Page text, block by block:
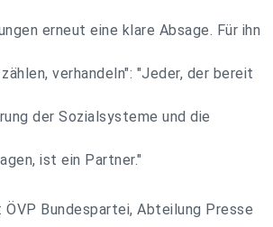
erneut eine klare Absage. Für ihn
verhandeln": "Jeder, der bereit
der Sozialsysteme und die
ist ein Partner."
ÖVP Bundespartei, Abteilung Presse